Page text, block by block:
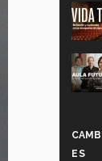
ES